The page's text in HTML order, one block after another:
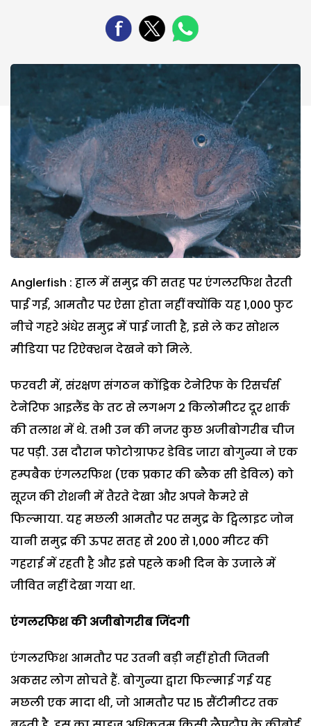
Anglerfish : हाल में समुद्र की सतह पर एंगलरफिश तैरती
पाई गई, आमतौर पर ऐसा होता नहीं क्योंकि यह 1,000 फुट
नीचे गहरे अंधेर समुद्र में पाई जाती है, इसे ले कर सोशल
मीडिया पर रिऐक्शन देखने को मिले.
फरवरी में, संरक्षण संगठन कोंड्रिक टेनेरिफ के रिसर्चर्स
टेनेरिफ आइलैंड के तट से लगभग 2 किलोमीटर दूर शार्क
की तलाश में थे. तभी उन की नजर कुछ अजीबोगरीब चीज
पर पड़ी. उस दौरान फोटोग्राफर डेविड जारा बोगुन्या ने एक
हम्पबैक एंगलरफिश (एक प्रकार की ब्लैक सी डेविल) को
सूरज की रोशनी में तैरते देखा और अपने कैमरे से
फिल्माया. यह मछली आमतौर पर समुद्र के ट्विलाइट जोन
यानी समुद्र की ऊपर सतह से 200 से 1,000 मीटर की
गहराई में रहती है और इसे पहले कभी दिन के उजाले में
जीवित नहीं देखा गया था.
एंगलरफिश की अजीबोगरीब जिंदगी
एंगलरफिश आमतौर पर उतनी बड़ी नहीं होती जितनी
अकसर लोग सोचते हैं. बोगुन्या द्वारा फिल्माई गई यह
मछली एक मादा थी, जो आमतौर पर 15 सैंटीमीटर तक